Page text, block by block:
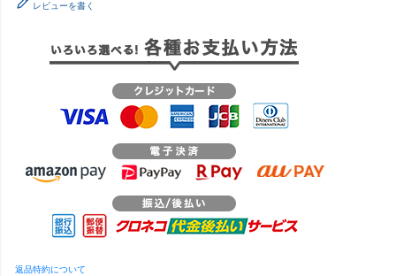
レビューを書く
返品特約について